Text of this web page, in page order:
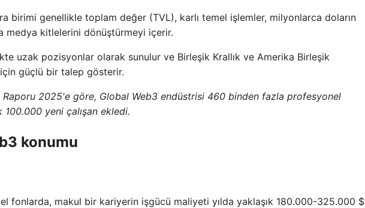
birimi genellikle toplam değer (TVL), karlı temel işlemler, milyonlarca doların
medya kitlelerini dönüştürmeyi içerir.
uzak pozisyonlar olarak sunulur ve Birleşik Krallık ve Amerika Birleşik
güçlü bir talep gösterir.
Raporu 2025'e göre, Global Web3 endüstrisi 460 binden fazla profesyonel
100.000 yeni çalışan ekledi.
konumu
fonlarda, makul bir kariyerin işgücü maliyeti yılda yaklaşık 180.000-325.000 $